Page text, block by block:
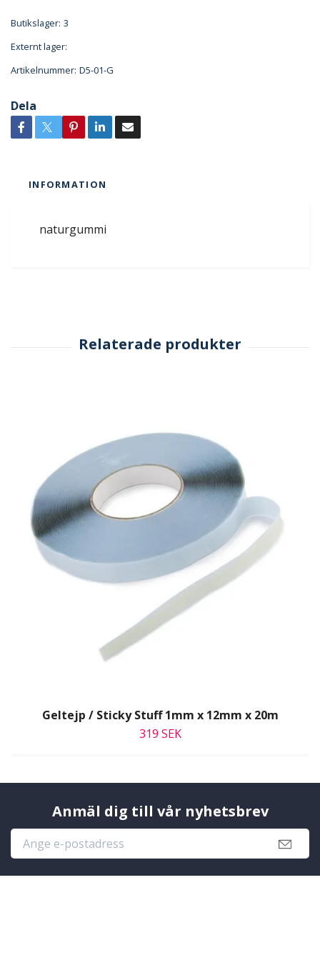
Butikslager: 3
Externt lager:
Artikelnummer: D5-01-G
Dela
INFORMATION
naturgummi
Geltejp / Sticky Stuff 1mm x 12mm x 20m
319 SEK
Anmäl dig till vår nyhetsbrev